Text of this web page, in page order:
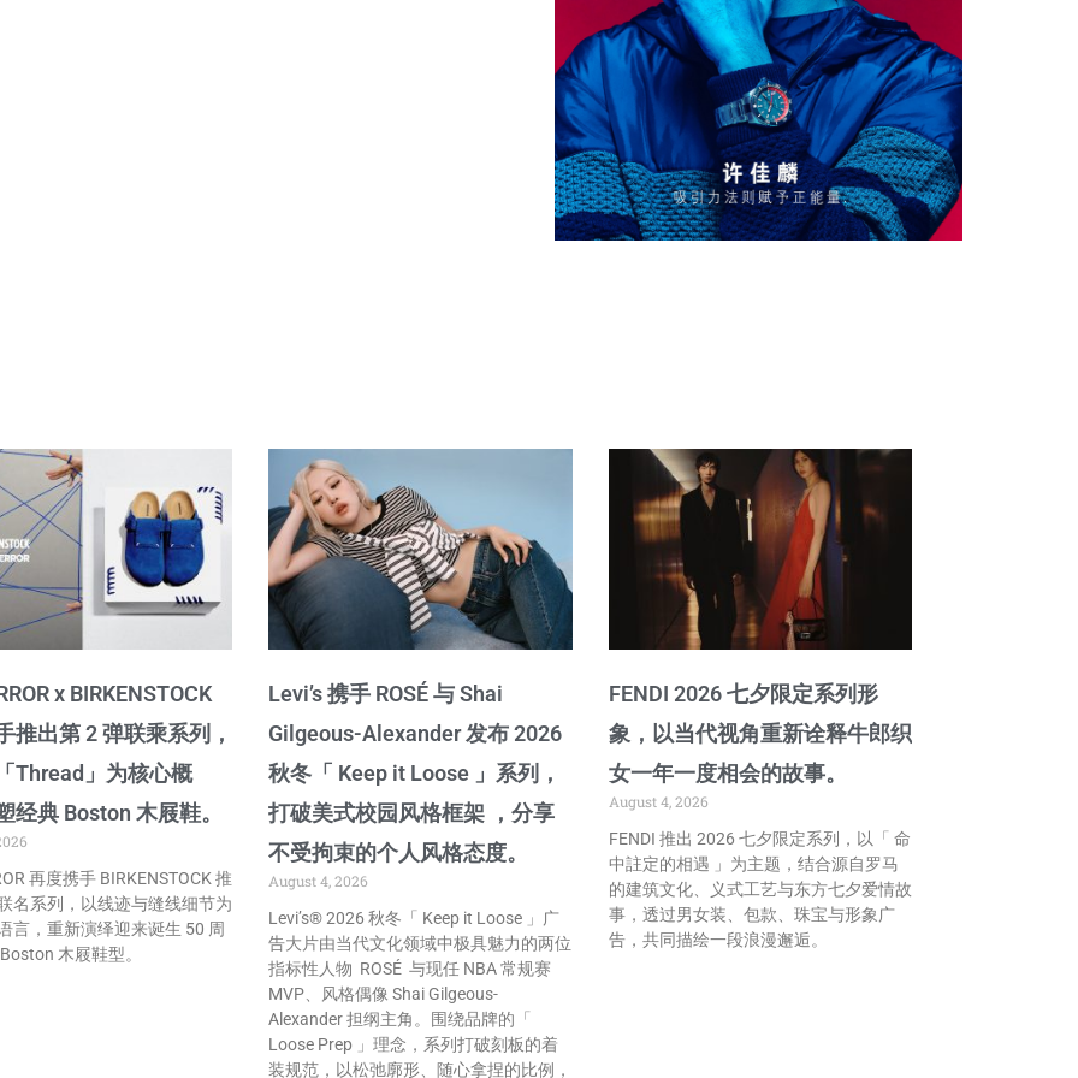
x BIRKENSTOCK
推出第 2 弹联乘系列，
Thread」为核心概
经典 Boston 木屐鞋。
再度携手 BIRKENSTOCK 推
名系列，以线迹与缝线细节为
言，重新演绎迎来诞生 50 周
木屐鞋型。
Levi’s 携手 ROSÉ 与 Shai
Gilgeous-Alexander 发布 2026
秋冬「 Keep it Loose 」系列，
打破美式校园风格框架 ，分享
不受拘束的个人风格态度。
August 4, 2026
Levi’s® 2026 秋冬「 Keep it Loose 」广
告大片由当代文化领域中极具魅力的两位
指标性人物 ROSÉ 与现任 NBA 常规赛
MVP、风格偶像 Shai Gilgeous-
Alexander 担纲主角。围绕品牌的「
Loose Prep 」理念，系列打破刻板的着
装规范，以松弛廓形、随心拿捏的比例，
FENDI 2026 七夕限定系列形
象，以当代视角重新诠释牛郎织
女一年一度相会的故事。
August 4, 2026
FENDI 推出 2026 七夕限定系列，以「 命
中註定的相遇 」为主题，结合源自罗马
的建筑文化、义式工艺与东方七夕爱情故
事，透过男女装、包款、珠宝与形象广
告，共同描绘一段浪漫邂逅。